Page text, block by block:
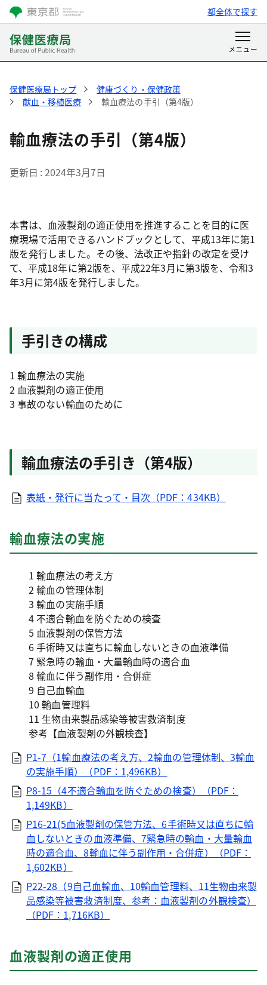
都全体で探す
保健医療局トップ
健康づくり・保健政策
献血・移植医療
輸血療法の手引（第4版）
輸血療法の手引（第4版）
更新日 2024年3月7日
本書は、血液製剤の適正使用を推進することを目的に医
療現場で活用できるハンドブックとして、平成13年に第1
版を発行しました。その後、法改正や指針の改定を受け
て、平成18年に第2版を、平成22年3月に第3版を、令和3
年3月に第4版を発行しました。
手引きの構成
1 輸血療法の実施
2 血液製剤の適正使用
3 事故のない輸血のために
輸血療法の手引き（第4版）
表紙・発行に当たって・目次（PDF：434KB）
輸血療法の実施
1 輸血療法の考え方
2 輸血の管理体制
3 輸血の実施手順
4 不適合輸血を防ぐための検査
5 血液製剤の保管方法
6 手術時又は直ちに輸血しないときの血液準備
7 緊急時の輸血・大量輸血時の適合血
8 輸血に伴う副作用・合併症
9 自己血輸血
10 輸血管理料
11 生物由来製品感染等被害救済制度
参考【血液製剤の外観検査】
P1-7（1輸血療法の考え方、2輸血の管理体制、3輸血
の実施手順）（PDF：1,496KB）
P8-15（4不適合輸血を防ぐための検査）（PDF：
1,149KB）
P16-21(5血液製剤の保管方法、6手術時又は直ちに輸
血しないときの血液準備、7緊急時の輸血・大量輸血
時の適合血、8輸血に伴う副作用・合併症）（PDF：
1,602KB）
P22-28（9自己血輸血、10輸血管理料、11生物由来製
品感染等被害救済制度、参考：血液製剤の外観検査）
（PDF：1,716KB）
血液製剤の適正使用